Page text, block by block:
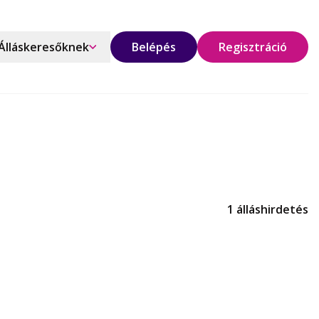
Belépés Regisztráció
1 álláshirdetés